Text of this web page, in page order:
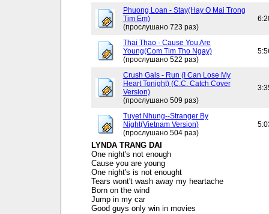
Phuong Loan - Stay(Hay O Mai Trong
Tim Em)
(прослушано 723 раз)
Thai Thao - Cause You Are
Young(Com Tim Tho Ngay)
(прослушано 522 раз)
Crush Gals - Run (I Can Lose My
Heart Tonight) (C.C. Catch Cover
Version)
(прослушано 509 раз)
Tuyet Nhung--Stranger By
Night(Vietnam Version)
(прослушано 504 раз)
LYNDA TRANG DAI
One night's not enough
Cause you are young
One night's is not enought
Tears wont't wash away my heartache
Born on the wind
Jump in my car
Good guys only win in movies